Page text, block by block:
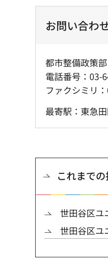
お問い合わ
都市整備政策
電話番号：03-
ファクシミリ
最寄駅：東急
これまで
世田谷区ユ
世田谷区ユ